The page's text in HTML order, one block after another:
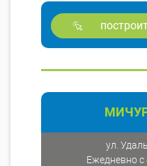
ул.
Ежедневно с